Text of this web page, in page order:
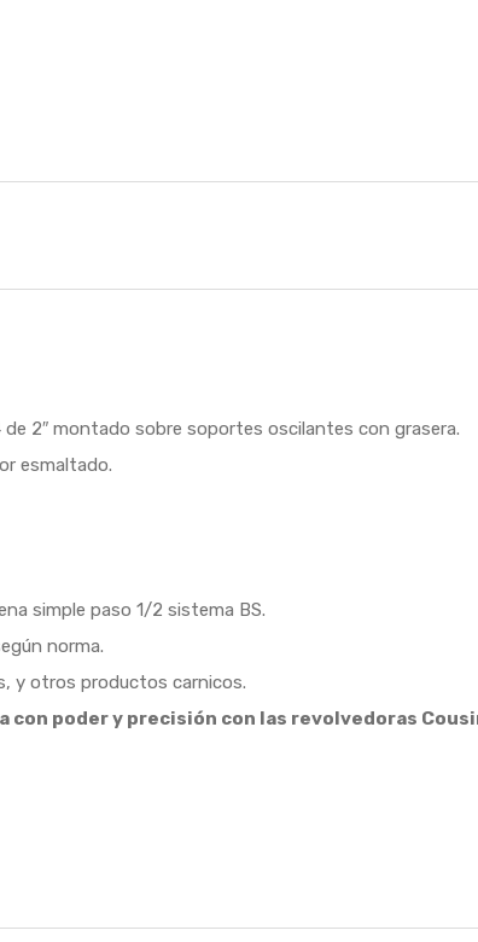
2″ montado sobre soportes oscilantes con grasera.
esmaltado.
simple paso 1/2 sistema BS.
norma.
y otros productos carnicos.
con poder y precisión con las revolvedoras